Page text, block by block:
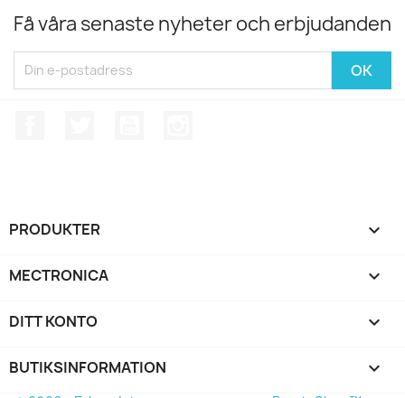
Få våra senaste nyheter och erbjudanden
PRODUKTER 
MECTRONICA 
DITT KONTO 
BUTIKSINFORMATION keyboard_arrow_down